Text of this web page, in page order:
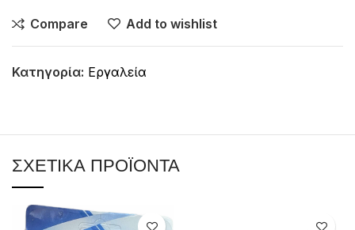
Compare Add to wishlist
Κατηγορία: Εργαλεία
ΣΧΕΤΙΚΆ ΠΡΟΪΌΝΤΑ